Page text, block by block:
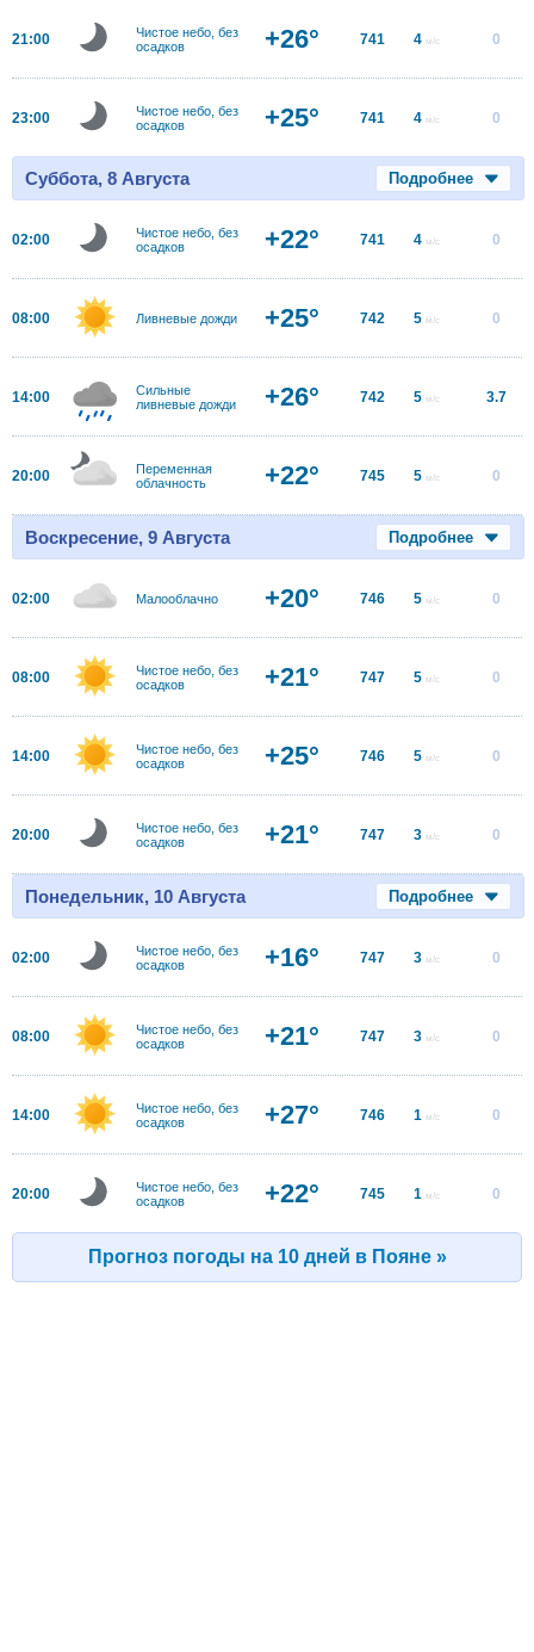
21:00
Чистое небо, без
осадков
+26° 741 4 м/с 0
23:00
Чистое небо, без
осадков
+25° 741 4 м/с 0
Суббота, 8 Августа Подробнее
02:00
Чистое небо, без
осадков
+22° 741 4 м/с 0
08:00 Ливневые дожди +25° 742 5 м/с 0
14:00
Сильные
ливневые дожди
+26° 742 5 м/с 3.7
20:00
Переменная
облачность
+22° 745 5 м/с 0
Воскресение, 9 Августа Подробнее
02:00 Малооблачно +20° 746 5 м/с 0
08:00
Чистое небо, без
осадков
+21° 747 5 м/с 0
14:00
Чистое небо, без
осадков
+25° 746 5 м/с 0
20:00
Чистое небо, без
осадков
+21° 747 3 м/с 0
Понедельник, 10 Августа Подробнее
02:00
Чистое небо, без
осадков
+16° 747 3 м/с 0
08:00
Чистое небо, без
осадков
+21° 747 3 м/с 0
14:00
Чистое небо, без
осадков
+27° 746 1 м/с 0
20:00
Чистое небо, без
осадков
+22° 745 1 м/с 0
Прогноз погоды на 10 дней в Пояне »